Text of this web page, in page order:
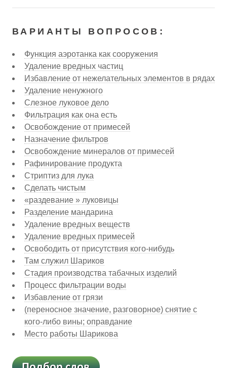
ВАРИАНТЫ ВОПРОСОВ:
Функция аэротанка как сооружения
Удаление вредных частиц
Избавление от нежелательных элементов в рядах
Удаление ненужного
Слезное луковое дело
Фильтрация как она есть
Освобождение от примесей
Назначение фильтров
Освобождение минералов от примесей
Рафинирование продукта
Стриптиз для лука
Сделать чистым
«раздевание » луковицы
Разделение мандарина
Удаление вредных веществ
Удаление вредных примесей
Освободить от присутствия кого-нибудь
Там служил Шариков
Стадия производства табачных изделий
Процесс фильтрации воды
Избавление от грязи
(переносное значение, разговорное) снятие с
кого-либо вины; оправдание
Место работы Шарикова